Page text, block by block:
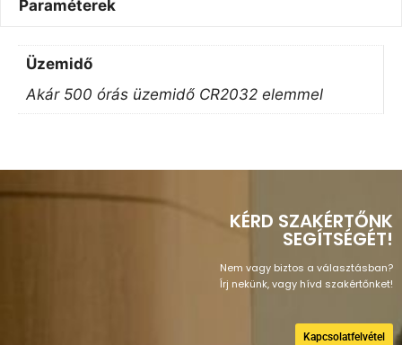
Paraméterek
Üzemidő
Akár 500 órás üzemidő CR2032 elemmel
KÉRD SZAKÉRTŐNK
SEGÍTSÉGÉT!
Nem vagy biztos a választásban?
Írj nekünk, vagy hívd szakértőnket!
Kapcsolatfelvétel